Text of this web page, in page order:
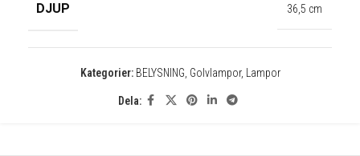
DJUP 36,5 cm
Kategorier: BELYSNING, Golvlampor, Lampor
Dela: